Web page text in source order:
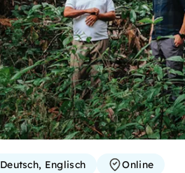
Deutsch, Englisch Online